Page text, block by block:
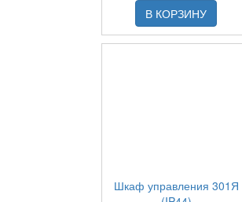
В КОРЗИНУ
Шкаф управления 301Я